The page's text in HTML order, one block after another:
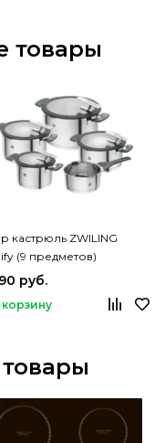
товары
кастрюль ZWILING
(9 предметов)
руб.
корзину